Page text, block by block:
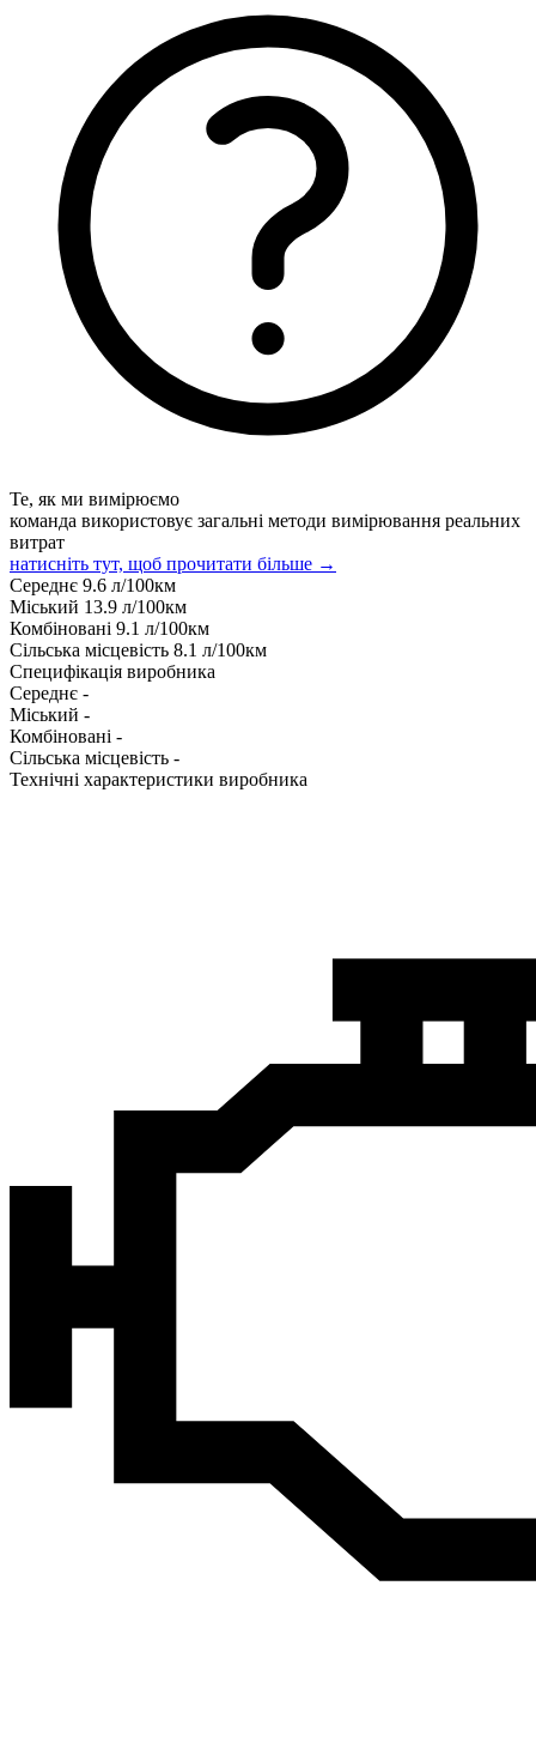
Те, як ми вимірюємо
команда використовує загальні методи вимірювання реальних
витрат
натисніть тут, щоб прочитати більше →
Середнє 9.6 л/100км
Міський 13.9 л/100км
Комбіновані 9.1 л/100км
Сільська місцевість 8.1 л/100км
Специфікація виробника
Середнє -
Міський -
Комбіновані -
Сільська місцевість -
Технічні характеристики виробника